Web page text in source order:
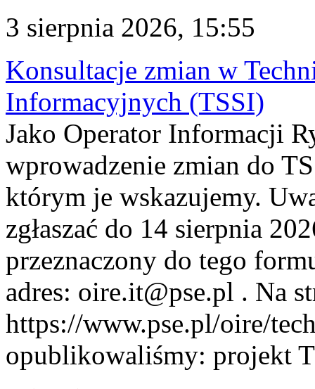
3 sierpnia 2026, 15:55
Konsultacje zmian w
Informacyjnych (TSSI)
Jako Operator Informacji
wprowadzenie zmian do
którym je wskazujemy.
zgłaszać do 14 sierpnia
przeznaczony do tego
adres: oire.it@pse.pl . Na
https://www.pse.pl/oire/
opublikowaliśmy: projekt